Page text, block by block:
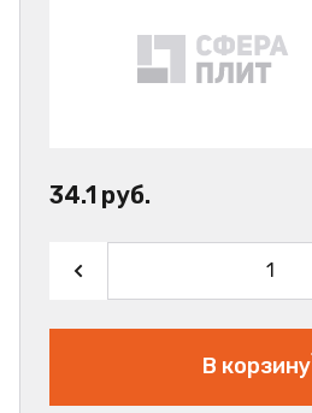
34.1 руб.
В корзину